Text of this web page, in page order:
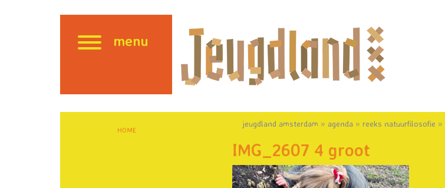
menu
HOME
jeugdland amsterdam » agenda »reeks natuurfilosofie »
IMG_2607 4 groot